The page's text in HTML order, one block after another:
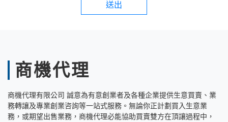
送出
商機代理
商機代理有限公司 誠意為有意創業者及各種企業提供生意買賣、業
務轉讓及專業創業咨詢等一站式服務。無論你正計劃買入生意業
務，或期望出售業務，商機代理必能協助買賣雙方在頂讓過程中，